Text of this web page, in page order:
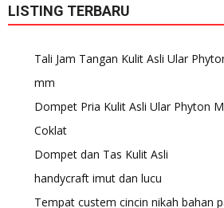
LISTING TERBARU
Tali Jam Tangan Kulit Asli Ular
mm
Dompet Pria Kulit Asli Ular Phyton
Coklat
Dompet dan Tas Kulit Asli
handycraft imut dan lucu
Tempat custem cincin nikah bahan